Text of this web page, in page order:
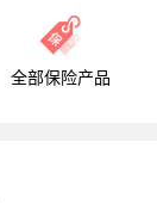
全部保险产品